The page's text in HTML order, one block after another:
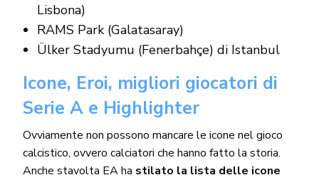
Lisbona)
RAMS Park (Galatasaray)
Ülker Stadyumu (Fenerbahçe) di Istanbul
Icone, Eroi, migliori giocatori di
Serie A e Highlighter
Ovviamente non possono mancare le icone nel gioco
calcistico, ovvero calciatori che hanno fatto la storia.
Anche stavolta EA ha stilato la lista delle icone